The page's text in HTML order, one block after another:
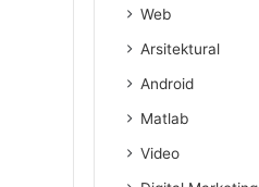
Web
Arsitektural
Android
Matlab
Video